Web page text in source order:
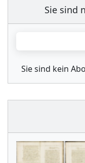
Sie sind
Sie sind kein